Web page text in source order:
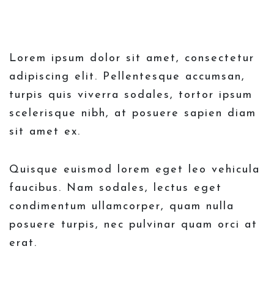
Lorem ipsum dolor sit amet, consectetur
adipiscing elit. Pellentesque accumsan,
turpis quis viverra sodales, tortor ipsum
scelerisque nibh, at posuere sapien diam
sit amet ex.
Quisque euismod lorem eget leo vehicula
faucibus. Nam sodales, lectus eget
condimentum ullamcorper, quam nulla
posuere turpis, nec pulvinar quam orci at
erat.